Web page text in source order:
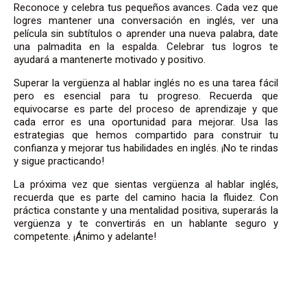
Reconoce y celebra tus pequeños avances. Cada vez que
logres mantener una conversación en inglés, ver una
película sin subtítulos o aprender una nueva palabra, date
una palmadita en la espalda. Celebrar tus logros te
ayudará a mantenerte motivado y positivo.
Superar la vergüenza al hablar inglés no es una tarea fácil
pero es esencial para tu progreso. Recuerda que
equivocarse es parte del proceso de aprendizaje y que
cada error es una oportunidad para mejorar. Usa las
estrategias que hemos compartido para construir tu
confianza y mejorar tus habilidades en inglés. ¡No te rindas
y sigue practicando!
La próxima vez que sientas vergüenza al hablar inglés,
recuerda que es parte del camino hacia la fluidez. Con
práctica constante y una mentalidad positiva, superarás la
vergüenza y te convertirás en un hablante seguro y
competente. ¡Ánimo y adelante!